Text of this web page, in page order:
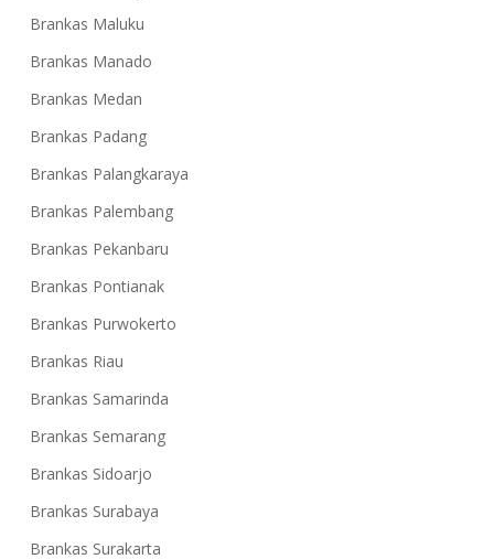
Brankas Maluku
Brankas Manado
Brankas Medan
Brankas Padang
Brankas Palangkaraya
Brankas Palembang
Brankas Pekanbaru
Brankas Pontianak
Brankas Purwokerto
Brankas Riau
Brankas Samarinda
Brankas Semarang
Brankas Sidoarjo
Brankas Surabaya
Brankas Surakarta